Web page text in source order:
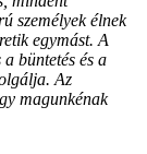
személyek élnek
egymást. A
büntetés és a
Az
magunkénak